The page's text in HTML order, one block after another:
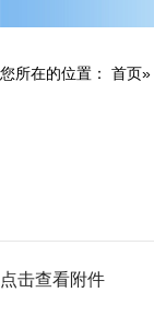
您所在的位置： 首页»
点击查看附件